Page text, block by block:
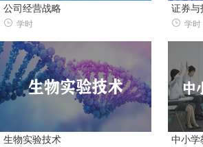
公司经营战略
学时
证券与
学时
生物实验技术 中小